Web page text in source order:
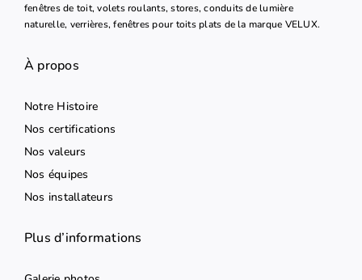
fenêtres de toit, volets roulants, stores, conduits de lumière
naturelle, verrières, fenêtres pour toits plats de la marque VELUX.
À propos
Notre Histoire
Nos certifications
Nos valeurs
Nos équipes
Nos installateurs
Plus d’informations